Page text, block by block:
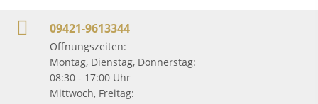
09421-9613344
Öffnungszeiten:
Montag, Dienstag, Donnerstag:
08:30 - 17:00 Uhr
Mittwoch, Freitag: